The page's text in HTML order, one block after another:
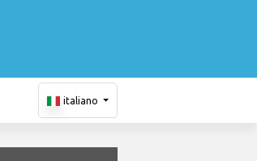
italiano